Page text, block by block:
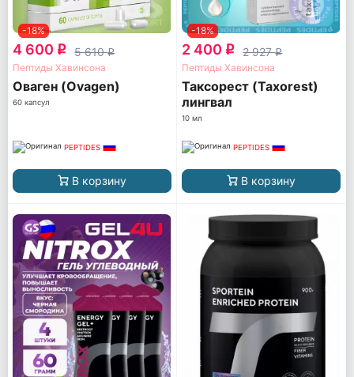
-18%
4 600 q 5 610q
Пептиды Хавинсона
Оваген (Ovagen)
60 капсул
PEPTIDES
В корзину
-18%
2 400 q 2 927q
Пептиды Хавинсона
Таксорест (Taxorest)
лингвал
10 мл
PEPTIDES
В корзину